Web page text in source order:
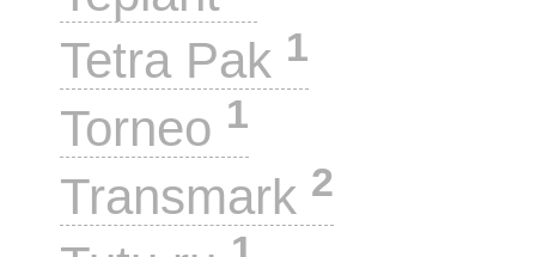
Tetra Pak 1
Torneo 1
Transmark 2